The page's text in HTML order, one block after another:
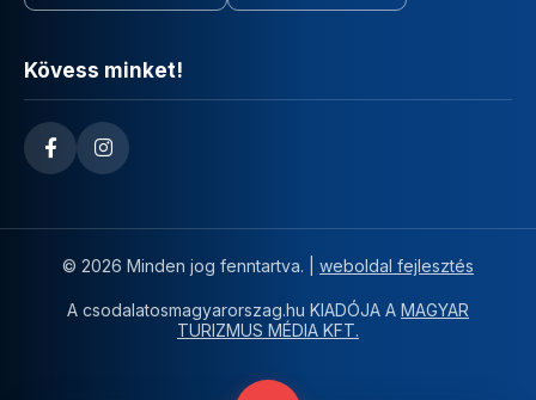
Kövess minket!
© 2026 Minden jog fenntartva. | weboldal fejlesztés
A csodalatosmagyarorszag.hu KIADÓJA A MAGYAR
TURIZMUS MÉDIA KFT.